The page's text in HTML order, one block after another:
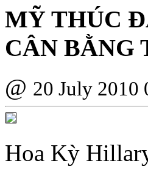
MỸ THÚC
CÂN BẰNG
@ 20 July 2010
Hoa Kỳ